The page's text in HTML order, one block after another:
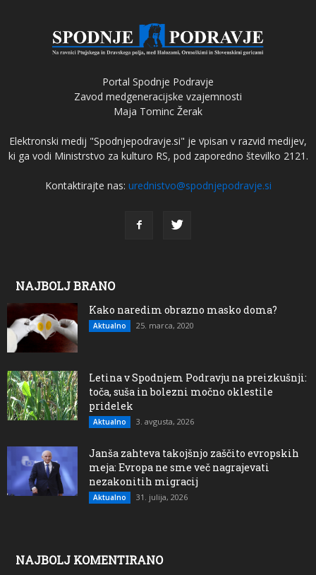
Portal Spodnje Podravje
Zavod medgeneracijske vzajemnosti
Maja Tominc Žerak
Elektronski medij "Spodnjepodravje.si" je vpisan v razvid medijev,
ki ga vodi Ministrstvo za kulturo RS, pod zaporedno številko 2121.
Kontaktirajte nas: urednistvo@spodnjepodravje.si
NAJBOLJ BRANO
Kako naredim obrazno masko doma?
Aktualno 25. marca, 2020
Letina v Spodnjem Podravju na preizkušnji:
toča, suša in bolezni močno oklestile
pridelek
Aktualno 3. avgusta, 2026
Janša zahteva takojšnjo zaščito evropskih
meja: Evropa ne sme več nagrajevati
nezakonitih migracij
Aktualno 31. julija, 2026
NAJBOLJ KOMENTIRANO